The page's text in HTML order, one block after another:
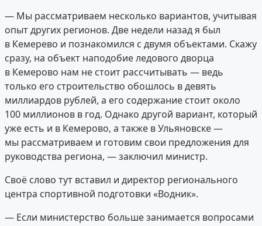
— Мы рассматриваем несколько вариантов, учитывая
опыт других регионов. Две недели назад я был
в Кемерево и познакомился с двумя объектами. Скажу
сразу, на объект наподобие ледового дворца
в Кемерово нам не стоит рассчитывать — ведь
только его строительство обошлось в девять
миллиардов рублей, а его содержание стоит около
100 миллионов в год. Однако другой вариант, который
уже есть и в Кемерово, а также в Ульяновске —
мы рассматриваем и готовим свои предложения для
руководства региона, — заключил министр.
Своё слово тут вставил и директор регионального
центра спортивной подготовки «Водник».
— Если министерство больше занимается вопросами